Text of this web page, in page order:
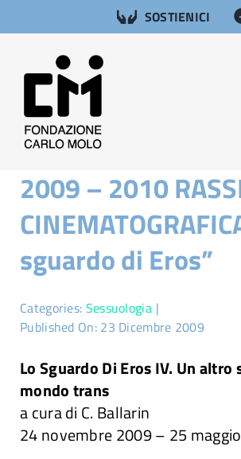
al
contenuto
SOSTIENICI
About
Attività
Ricerche
2009 – 2010
sguardo di Eros”
Categories: Sessuologia |
Published On: 23 Dicembre 2009
Lo Sguardo Di Eros IV. Un altro
mondo trans
a cura di C. Ballarin
24 novembre 2009 – 25